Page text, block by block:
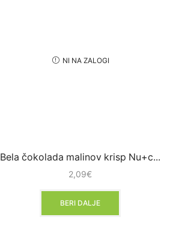
NI NA ZALOGI
Bela čokolada malinov krisp Nu+c...
2,09€
BERI DALJE